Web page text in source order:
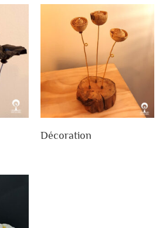
Décoration